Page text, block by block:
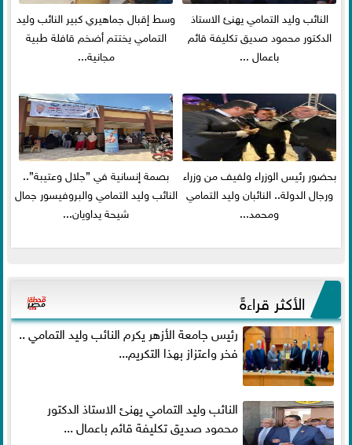
النائب وليد التمامي يهنئ الاستاذ
الدكتور محمود صديق تكليفة قائم
باعمال ...
وسط إقبال جماهيري كبير النائب وليد
التمامي يختتم أضخم قافلة طبية
مجانية...
بحضور رئيس الوزراء ولفيف من وزراء
ورجال الدولة.. النائبان وليد التمامي
ومحمد...
بصمة إنسانية في ”جلال وعتيبة”..
النائب وليد التمامي والبروفيسور جمال
شيحة يداويان...
الأكثر قراءةً
رئيس جامعة الأزهر يكرم النائب وليد التمامي ..
فخر واعتزاز بهذا التكريم...
النائب وليد التمامي يهنئ الاستاذ الدكتور
محمود صديق تكليفة قائم باعمال ...